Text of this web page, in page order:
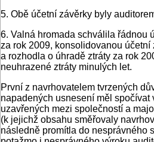
5. Obě účetní závěrky byly
6. Valná hromada schválila řádnou
za rok 2009, konsolidovanou účetní
a rozhodla o úhradě ztráty za rok
neuhrazené ztráty minulých let.
První z navrhovatelem tvrzených
napadených usnesení měl spočívat
uzavřených mezi společností a
(k jejichž obsahu směřovaly
následně promítla do nesprávného